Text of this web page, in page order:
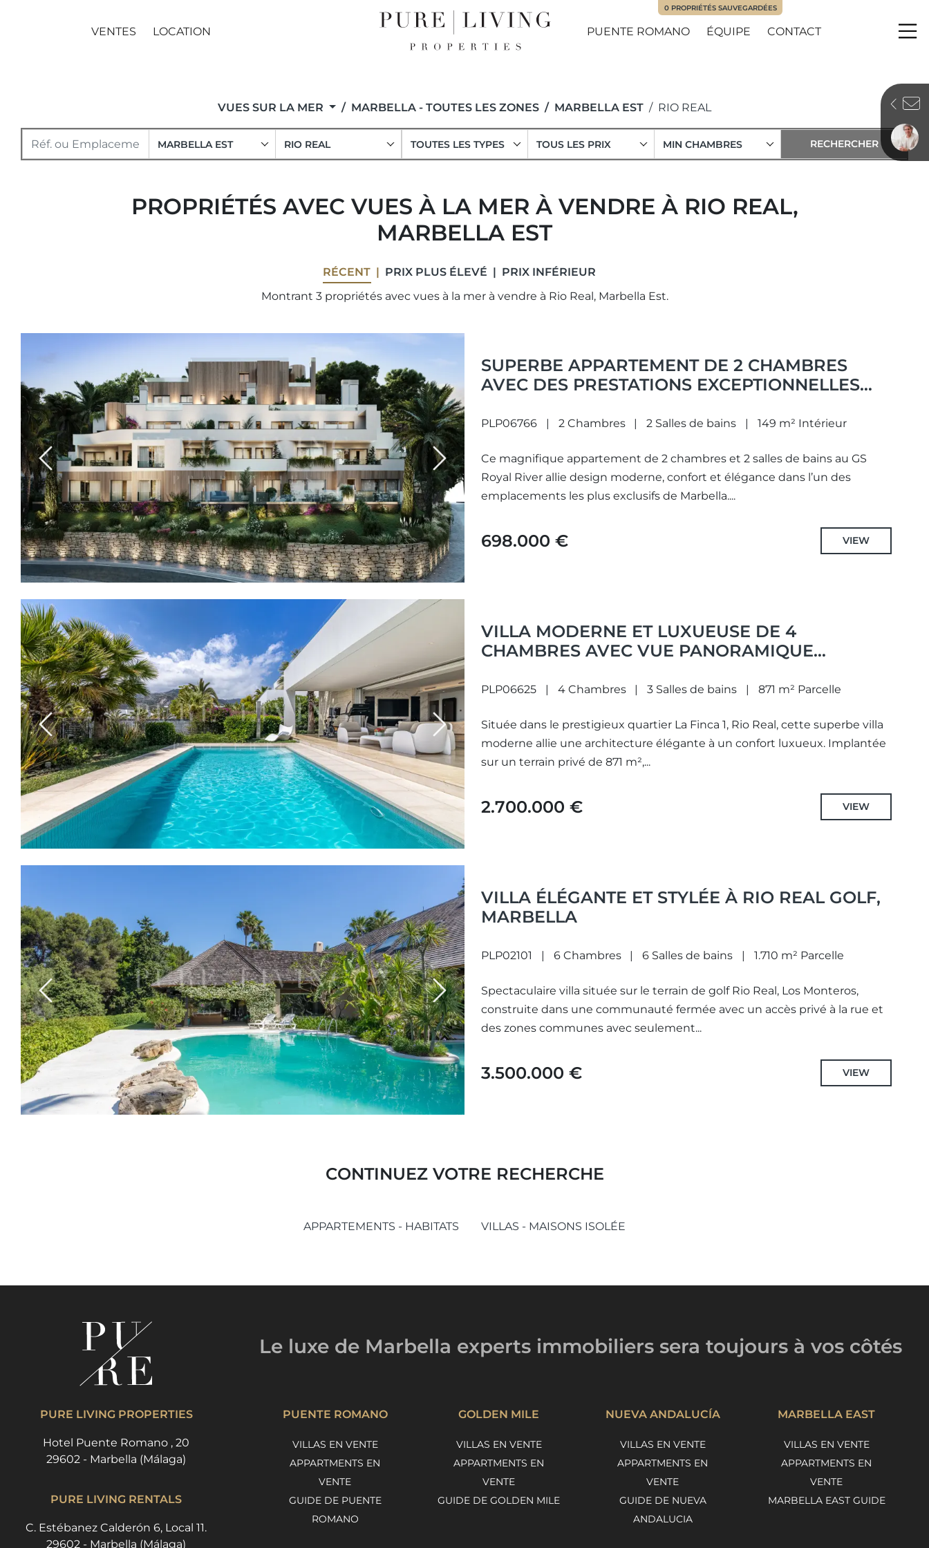
VENTES LOCATION PUENTE ROMANO ÉQUIPE CONTACT
0 PROPRIÉTÉS SAUVEGARDÉES
VUES SUR LA MER MARBELLA - TOUTES LES ZONES MARBELLA EST RIO REAL
MARBELLA EST RIO REAL TOUTES LES TYPES TOUS LES PRIX MIN CHAMBRES
PROPRIÉTÉS AVEC VUES À LA MER À VENDRE À RIO REAL,
MARBELLA EST
RÉCENT PRIX ​​PLUS ÉLEVÉ
PRIX ​​INFÉRIEUR
Montrant 3 propriétés avec vues à la mer à vendre à Rio Real, Marbella Est.
Previous Next
SUPERBE APPARTEMENT DE 2 CHAMBRES
AVEC DES PRESTATIONS EXCEPTIONNELLES
À L’EST DE MARBELLA.
PLP06766 2 Chambres 2 Salles de bains 149 m² Intérieur
Ce magnifique appartement de 2 chambres et 2 salles de bains au GS
Royal River allie design moderne, confort et élégance dans l’un des
emplacements les plus exclusifs de Marbella....
698.000 € VIEW
Previous Next
VILLA MODERNE ET LUXUEUSE DE 4
CHAMBRES AVEC VUE PANORAMIQUE
REAL.
PLP06625 4 Chambres 3 Salles de bains 871 m² Parcelle
Située dans le prestigieux quartier La Finca 1, Rio Real, cette superbe villa
moderne allie une architecture élégante à un confort luxueux. Implantée
sur un terrain privé de 871 m²,...
2.700.000 € VIEW
Previous Next
VILLA ÉLÉGANTE ET STYLÉE À RIO REAL GOLF,
MARBELLA
PLP02101 6 Chambres 6 Salles de bains 1.710 m² Parcelle
Spectaculaire villa située sur le terrain de golf Rio Real, Los Monteros,
construite dans une communauté fermée avec un accès privé à la rue et
des zones communes avec seulement...
3.500.000 € VIEW
CONTINUEZ VOTRE RECHERCHE
APPARTEMENTS - HABITATS VILLAS - MAISONS ISOLÉE
Le luxe de Marbella experts immobiliers sera toujours à vos côtés
PURE LIVING PROPERTIES
Hotel Puente Romano , 20
29602 - Marbella (Málaga)
PURE LIVING RENTALS
C. Estébanez Calderón 6, Local 11.
29602 - Marbella (Málaga)
PUENTE ROMANO
VILLAS EN VENTE
APPARTMENTS EN
VENTE
GUIDE DE PUENTE
ROMANO
GOLDEN MILE
VILLAS EN VENTE
APPARTMENTS EN
VENTE
GUIDE DE GOLDEN MILE
NUEVA ANDALUCÍA
VILLAS EN VENTE
APPARTMENTS EN
VENTE
GUIDE DE NUEVA
ANDALUCIA
MARBELLA EAST
VILLAS EN VENTE
APPARTMENTS EN
VENTE
MARBELLA EAST GUIDE